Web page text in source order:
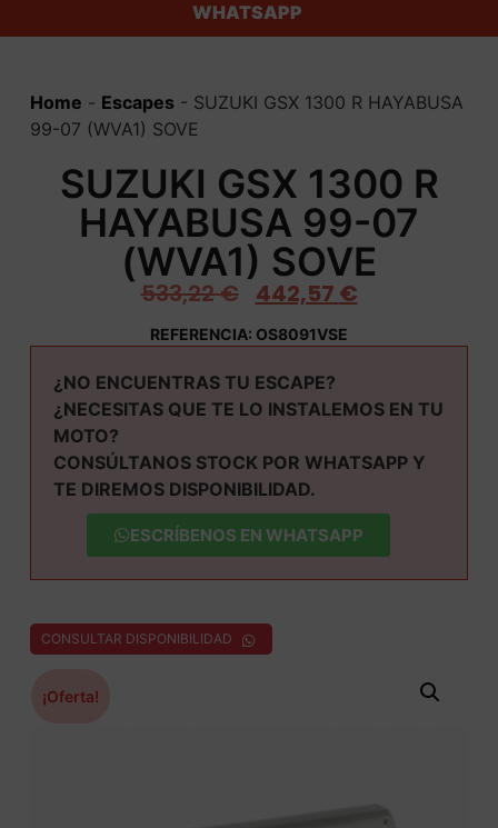
WHATSAPP
Home - Escapes- SUZUKI GSX 1300 R HAYABUSA
99-07 (WVA1) SOVE
SUZUKI GSX 1300 R
HAYABUSA 99-07
(WVA1) SOVE
533,22€ 442,57 €
REFERENCIA: OS8091VSE
¿NO ENCUENTRAS TU ESCAPE?
¿NECESITAS QUE TE LO INSTALEMOS EN TU
MOTO?
CONSÚLTANOS STOCK POR WHATSAPP Y
TE DIREMOS DISPONIBILIDAD.
ESCRÍBENOS EN WHATSAPP
CONSULTAR DISPONIBILIDAD
¡Oferta!